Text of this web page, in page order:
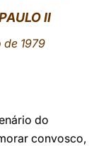
II
1979
do
convosco,